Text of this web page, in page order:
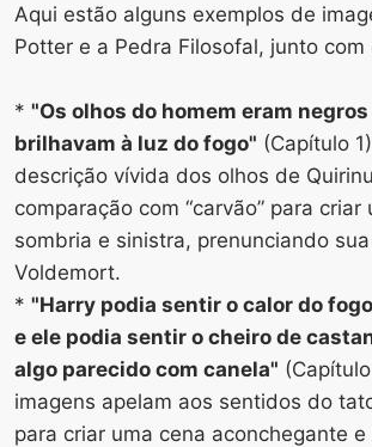
Aqui estão alguns exemplos de
Potter e a Pedra Filosofal, junto com
* "Os olhos do homem eram
brilhavam à luz do fogo" (Capítulo
descrição vívida dos olhos de
comparação com “carvão” para criar
sombria e sinistra, prenunciando
Voldemort.
* "Harry podia sentir o calor do
e ele podia sentir o cheiro de
algo parecido com canela"
imagens apelam aos sentidos do
para criar uma cena aconchegante